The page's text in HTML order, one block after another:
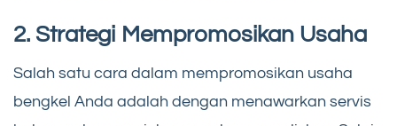
2. Strategi Mempromosikan Usaha
Salah satu cara dalam mempromosikan usaha
bengkel Anda adalah dengan menawarkan servis